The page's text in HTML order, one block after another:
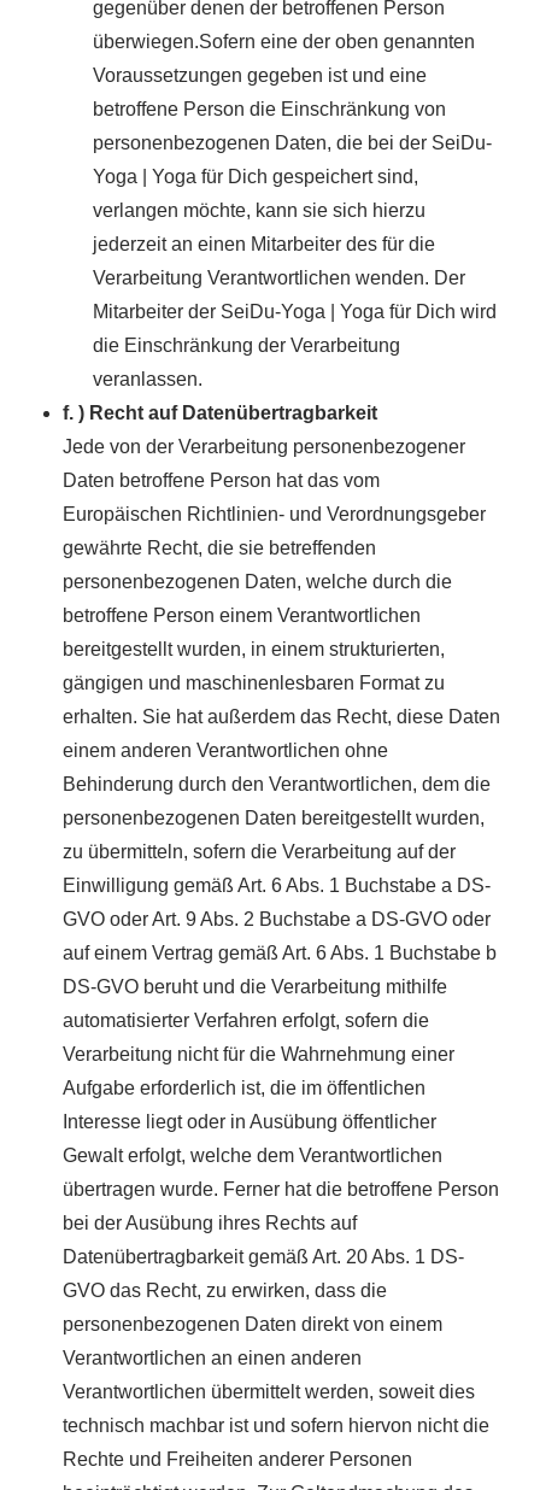
gegenüber denen der betroffenen Person
überwiegen.Sofern eine der oben genannten
Voraussetzungen gegeben ist und eine
betroffene Person die Einschränkung von
personenbezogenen Daten, die bei der SeiDu-
Yoga | Yoga für Dich gespeichert sind,
verlangen möchte, kann sie sich hierzu
jederzeit an einen Mitarbeiter des für die
Verarbeitung Verantwortlichen wenden. Der
Mitarbeiter der SeiDu-Yoga | Yoga für Dich wird
die Einschränkung der Verarbeitung
veranlassen.
f. ) Recht auf Datenübertragbarkeit
Jede von der Verarbeitung personenbezogener
Daten betroffene Person hat das vom
Europäischen Richtlinien- und Verordnungsgeber
gewährte Recht, die sie betreffenden
personenbezogenen Daten, welche durch die
betroffene Person einem Verantwortlichen
bereitgestellt wurden, in einem strukturierten,
gängigen und maschinenlesbaren Format zu
erhalten. Sie hat außerdem das Recht, diese Daten
einem anderen Verantwortlichen ohne
Behinderung durch den Verantwortlichen, dem die
personenbezogenen Daten bereitgestellt wurden,
zu übermitteln, sofern die Verarbeitung auf der
Einwilligung gemäß Art. 6 Abs. 1 Buchstabe a DS-
GVO oder Art. 9 Abs. 2 Buchstabe a DS-GVO oder
auf einem Vertrag gemäß Art. 6 Abs. 1 Buchstabe b
DS-GVO beruht und die Verarbeitung mithilfe
automatisierter Verfahren erfolgt, sofern die
Verarbeitung nicht für die Wahrnehmung einer
Aufgabe erforderlich ist, die im öffentlichen
Interesse liegt oder in Ausübung öffentlicher
Gewalt erfolgt, welche dem Verantwortlichen
übertragen wurde. Ferner hat die betroffene Person
bei der Ausübung ihres Rechts auf
Datenübertragbarkeit gemäß Art. 20 Abs. 1 DS-
GVO das Recht, zu erwirken, dass die
personenbezogenen Daten direkt von einem
Verantwortlichen an einen anderen
Verantwortlichen übermittelt werden, soweit dies
technisch machbar ist und sofern hiervon nicht die
Rechte und Freiheiten anderer Personen